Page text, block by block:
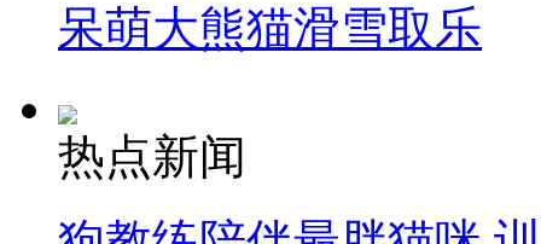
呆萌大熊猫滑雪取乐
热点新闻